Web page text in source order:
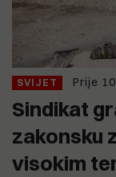
SVIJET Prije
Sindikat
zakonsku
visokim